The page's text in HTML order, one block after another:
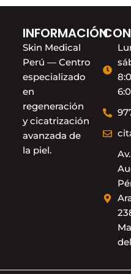
INFORMACIÓN
Skin Medical
Perú — Centro
especializado
en
regeneración
y cicatrización
avanzada de
la piel.
Av.